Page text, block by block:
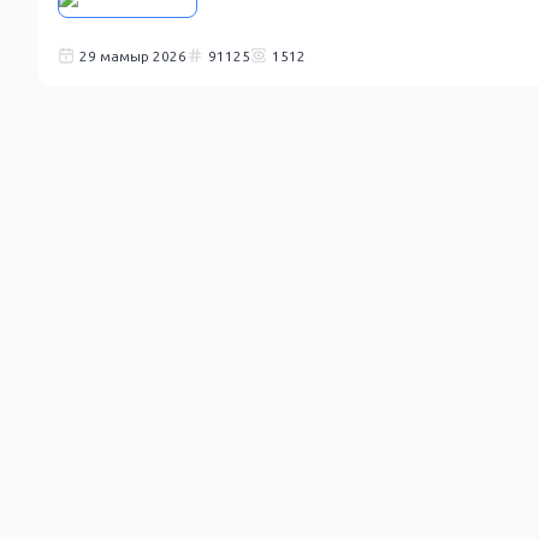
29 мамыр 2026 91125 1512